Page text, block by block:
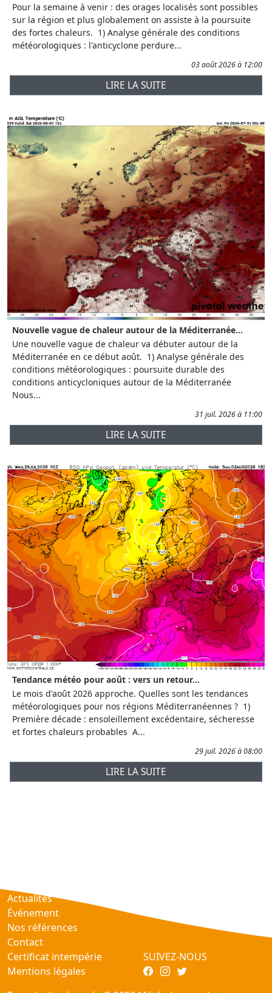
Pour la semaine à venir : des orages localisés sont possibles
sur la région et plus globalement on assiste à la poursuite
des fortes chaleurs. 1) Analyse générale des conditions
météorologiques : l'anticyclone perdure...
03 août 2026 à 12:00
LIRE LA SUITE
Nouvelle vague de chaleur autour de la Méditerranée...
Une nouvelle vague de chaleur va débuter autour de la
Méditerranée en ce début août. 1) Analyse générale des
conditions météorologiques : poursuite durable des
conditions anticycloniques autour de la Méditerranée
Nous...
31 juil. 2026 à 11:00
LIRE LA SUITE
Tendance météo pour août : vers un retour...
Le mois d'août 2026 approche. Quelles sont les tendances
météorologiques pour nos régions Méditerranéennes ? 1)
Première décade : ensoleillement excédentaire, sécheresse
et fortes chaleurs probables A...
29 juil. 2026 à 08:00
LIRE LA SUITE
Actualités
Événement
Nos références
Contact
Certificat intempérie
Mentions légales
SUIVEZ-NOUS